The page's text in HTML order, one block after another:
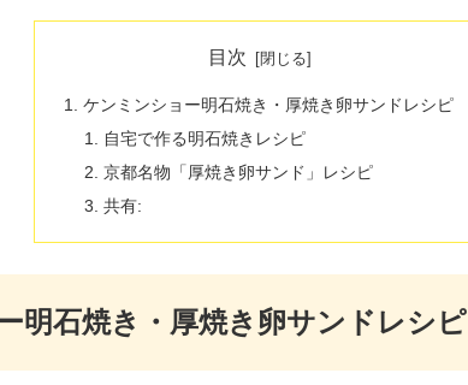
目次
ケンミンショー明石焼き・厚焼き卵サンドレシピ
自宅で作る明石焼きレシピ
京都名物「厚焼き卵サンド」レシピ
共有:
明石焼き・厚焼き卵サンドレシピ